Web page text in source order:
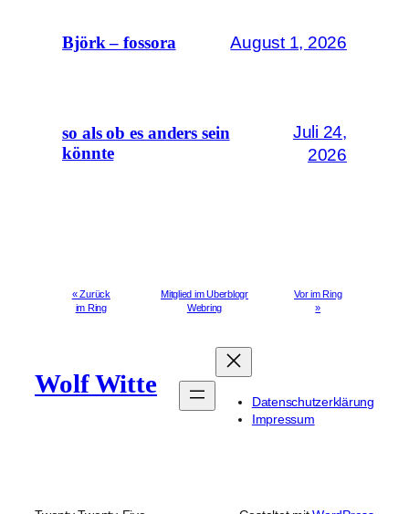
Björk – fossora August 1, 2026
so als ob es anders sein
könnte
Juli 24,
2026
« Zurück
im Ring
Mitglied im Uberblogr
Webring
Vor im Ring
»
Wolf Witte
Datenschutzerklärung
Impressum